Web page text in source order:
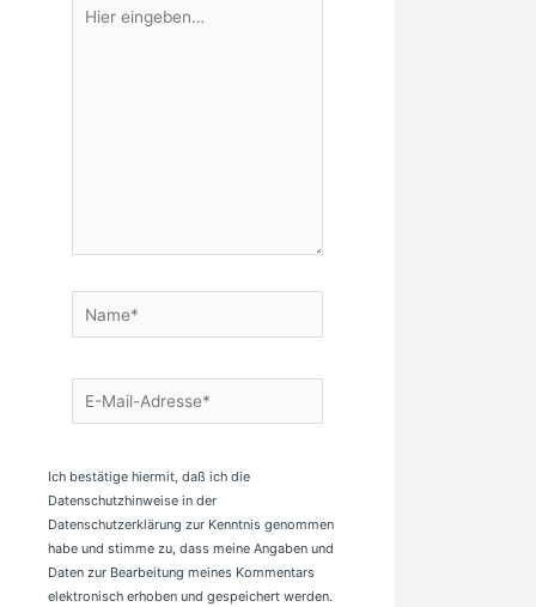
eingeben…
Name*
E-
Mail-
Ich bestätige hiermit, daß ich die
Datenschutzhinweise in der
Datenschutzerklärung zur Kenntnis genommen
habe und stimme zu, dass meine Angaben und
Daten zur Bearbeitung meines Kommentars
elektronisch erhoben und gespeichert werden.